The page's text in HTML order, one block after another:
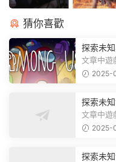
猜你喜歡
探索未
本
文章中遊戲下載
有個圖片
2025-
探索未
飛升》
文章中遊戲下載
《方舟：
2025-
探索未